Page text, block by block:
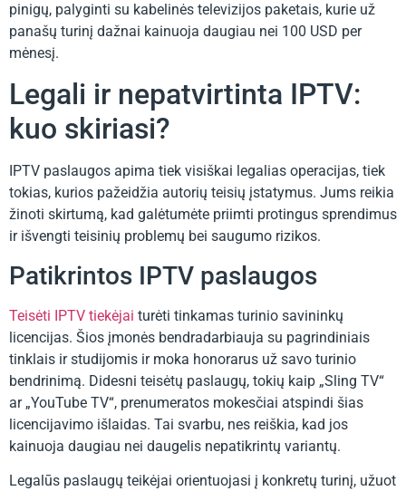
pinigų, palyginti su kabelinės televizijos paketais, kurie už
panašų turinį dažnai kainuoja daugiau nei 100 USD per
mėnesį.
Legali ir nepatvirtinta IPTV:
kuo skiriasi?
IPTV paslaugos apima tiek visiškai legalias operacijas, tiek
tokias, kurios pažeidžia autorių teisių įstatymus. Jums reikia
žinoti skirtumą, kad galėtumėte priimti protingus sprendimus
ir išvengti teisinių problemų bei saugumo rizikos.
Patikrintos IPTV paslaugos
Teisėti IPTV tiekėjai turėti tinkamas turinio savininkų
licencijas. Šios įmonės bendradarbiauja su pagrindiniais
tinklais ir studijomis ir moka honorarus už savo turinio
bendrinimą. Didesni teisėtų paslaugų, tokių kaip „Sling TV“
ar „YouTube TV“, prenumeratos mokesčiai atspindi šias
licencijavimo išlaidas. Tai svarbu, nes reiškia, kad jos
kainuoja daugiau nei daugelis nepatikrintų variantų.
Legalūs paslaugų teikėjai orientuojasi į konkretų turinį, užuot